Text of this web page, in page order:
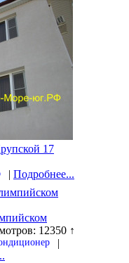
17
| Подробнее...
12350 ↑
|